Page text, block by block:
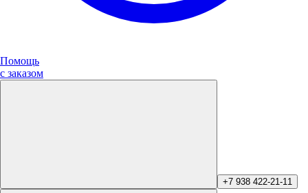
Помощь
с заказом
+7 938 422-21-11